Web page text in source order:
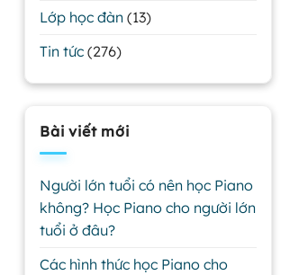
Lớp học đàn (13)
Tin tức (276)
Bài viết mới
Người lớn tuổi có nên học Piano
không? Học Piano cho người lớn
tuổi ở đâu?
Các hình thức học Piano cho